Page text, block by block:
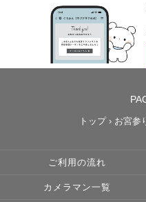
トップ› お宮参
ご利用の流れ
カメラマン一覧